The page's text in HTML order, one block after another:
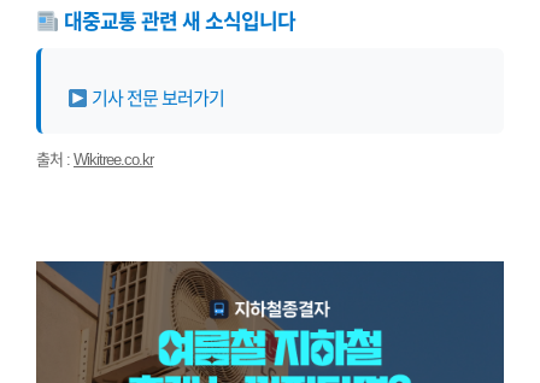
대중교통 관련 새 소식입니다
기사 전문 보러가기
출처 : Wikitree.co.kr